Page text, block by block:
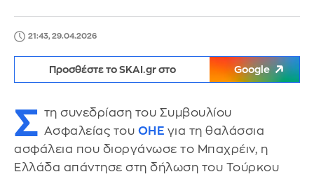
21:43, 29.04.2026
Προσθέστε το SKAI.gr στο Google
Σ τη συνεδρίαση του Συμβουλίου
Ασφαλείας του ΟΗΕ για τη θαλάσσια
ασφάλεια που διοργάνωσε το Μπαχρέιν, η
Ελλάδα απάντησε στη δήλωση του Τούρκου